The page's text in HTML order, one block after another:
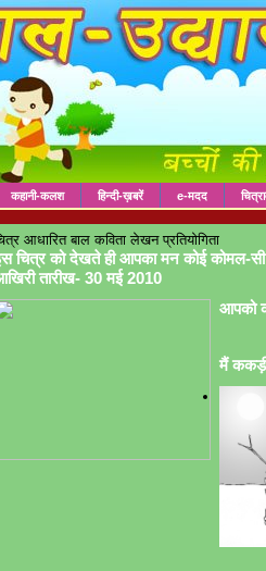
कहानी-कलश हिन्दी-ख़बरें e-मदद
आधारित बाल कविता लेखन प्रतियोगिता
चित्र को देखते ही आपका मन कोई कोमल-सी
तारीख- 30 मई 2010
आपको
मैं